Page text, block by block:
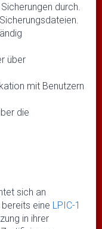
durch.
über
mit Benutzern
die
sich an
eine LPIC-1
in ihrer